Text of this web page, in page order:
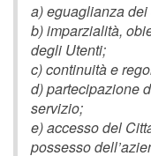
a) eguaglianza
b) imparzialità,
degli Utenti;
c) continuità e
d) partecipazione
servizio;
e) accesso del
possesso